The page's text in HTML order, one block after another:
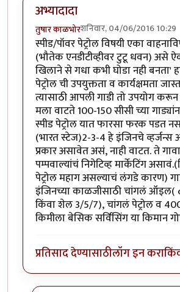
अभ्यादादा
तुषार काळभोरशनिवार, 04/06/2016 10:29
स्पीड/पॉवर पेट्रोल विषयी एका
(भौतेक एनडीटीव्हीवर टुटू धवन) असे
खिलाने से गधा कभी घोडा नही बनता'
पेट्रोल ची उपयुक्तता व कार्यक्षमता
त्यासाठी आपली गाडी तो उपयोग करून
मला वाटते 100-150 सीसी च्या
स्पीड पेट्रोल यात फारसा फरक पडत
(भारत स्टेज)2-3-4 हे इंजिनचे व्हर्जन्स
प्रकार असावेत असं, नाही वाटत. ते
पम्पवाल्यांचं निगेटिव्ह मार्केटिंग
पेट्रोल महाग असल्याचं लंगडे कारण)
इंजिनच्या काळजीसाठी चांगलं
किंवा शेल 3/5/7), चांगलं पेट्रोल व
किमीला बेसिक सर्विसिंग या किमान
प्रतिसाद देण्यासाठीलॉग इन करा